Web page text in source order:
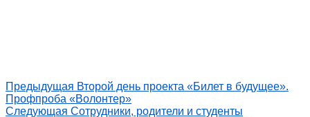
Предыдущая Второй день проекта «Билет в будущее».
Профпроба «Волонтер»
Следующая Сотрудники, родители и студенты